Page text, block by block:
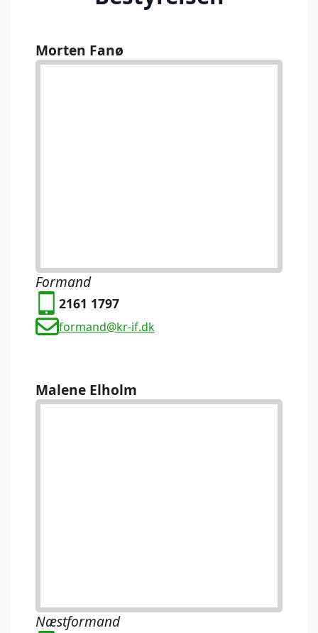
Morten Fanø
Formand
2161 1797
formand@kr-if.dk
Malene Elholm
Næstformand